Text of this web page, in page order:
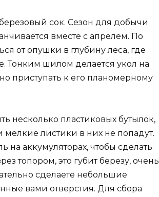
сок. Сезон для добычи
вместе с апрелем. По
от опушки в глубину леса, где
Тонким шилом делается укол на
приступать к его планомерному
несколько пластиковых бутылок,
мелкие листики в них не попадут.
аккумуляторах, чтобы сделать
топором, это губит березу, очень
сделаете небольшие
вами отверстия. Для сбора